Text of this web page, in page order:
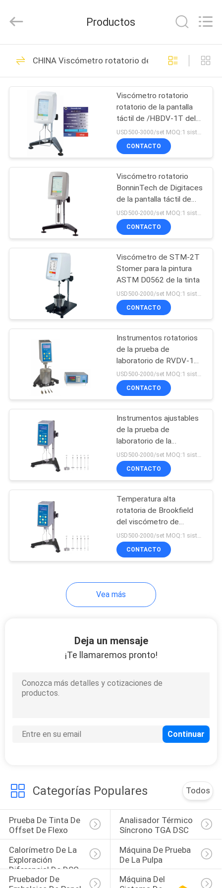
HOGAR
PRODUCTOS
VÍDEOS
SOBRE
NOSOTROS
FÁBRICA
CONTROL
CALIDAD
ÉNTRENOS
CONTACTO
CITA
MAPA
PRIVACY
Developed
Prueba de tinta de
offset de flexo
33
Analisador térmico
síncrono TGA DSC
16
Calorímetro de la
exploración
diferencial de DSC
Máquina de prueba
de la pulpa
74
Pruebador de
embalajes de papel
45
Máquina del
medición por vídeo
superficial del
Seca congeladora
de laboratorio con
vacío
28
Productos
CHINA Viscómetro rotatorio de Digitaces
Viscómetro rotatorio
rotatorio de la pantalla
táctil de /HBDV-1T del
viscómetro de Digitaces
de la serie de RVDV-1T
HVDV-2T
USD500-3000/set MOQ:1 sistema
CONTACTO
Viscómetro rotatorio
BonninTech de Digitaces
de la pantalla táctil de
NDJ-5T/8T
CONTACTO
Viscómetro de STM-2T
Stomer para la pintura
ASTM D0562 de la tinta
CONTACTO
Instrumentos rotatorios
de la prueba de
laboratorio de RVDV-1
Viscosimetro Digital
Brookfield
USD500-2000/set MOQ:1 sistema
CONTACTO
Instrumentos ajustables
de la prueba de
laboratorio de la
velocidad de Brookfield
del viscómetro rotatorio
de NDJ-4S 5S 8S
USD500-2000/set MOQ:1 sistema
CONTACTO
Temperatura alta
rotatoria de Brookfield
del viscómetro de
RVDV-2 Digitaces
CONTACTO
Vea más
Deja un mensaje
¡Te llamaremos pronto!
Categorías Populares Todos
Prueba De Tinta De
Offset De Flexo
Analisador Térmico
Síncrono TGA DSC
Calorímetro De La
Exploración
Diferencial De DSC
Máquina De Prueba
De La Pulpa
Pruebador De
Máquina Del